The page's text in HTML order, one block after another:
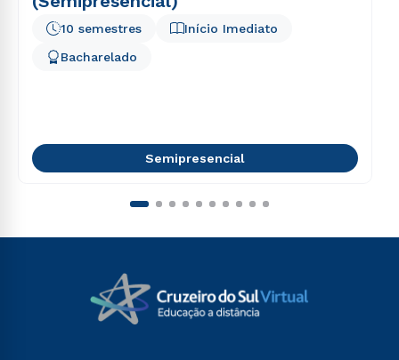
Início Imediato
10 semestres
Bacharelado
Semipresencial